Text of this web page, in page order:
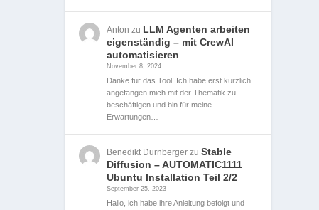
Anton zu LLM Agenten arbeiten
eigenständig – mit CrewAI
automatisieren
November 8, 2024
Danke für das Tool! Ich habe erst kürzlich
angefangen mich mit der Thematik zu
beschäftigen und bin für meine
Erwartungen…
Benedikt Durnberger zuStable
Diffusion – AUTOMATIC1111
Ubuntu Installation Teil 2/2
September 25, 2023
Hallo, ich habe ihre Anleitung befolgt und